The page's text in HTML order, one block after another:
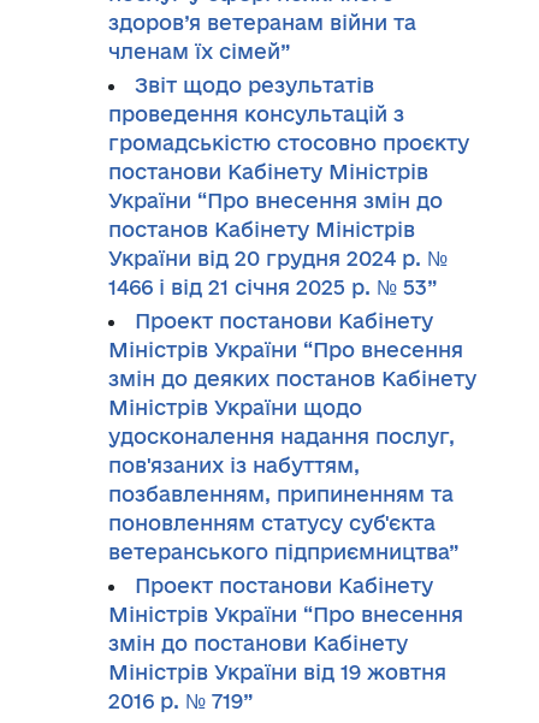
здоров’я ветеранам війни та
членам їх сімей”
Звіт щодо результатів
проведення консультацій з
громадськістю стосовно проєкту
постанови Кабінету Міністрів
України “Про внесення змін до
постанов Кабінету Міністрів
України від 20 грудня 2024 р. №
1466 і від 21 січня 2025 р. № 53”
Проект постанови Кабінету
Міністрів України “Про внесення
змін до деяких постанов Кабінету
Міністрів України щодо
удосконалення надання послуг,
пов'язаних із набуттям,
позбавленням, припиненням та
поновленням статусу суб'єкта
ветеранського підприємництва”
Проект постанови Кабінету
Міністрів України “Про внесення
змін до постанови Кабінету
Міністрів України від 19 жовтня
2016 р. № 719”